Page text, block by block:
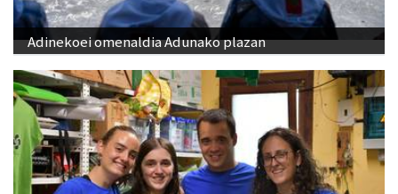
Adinekoei omenaldia Adunako plazan